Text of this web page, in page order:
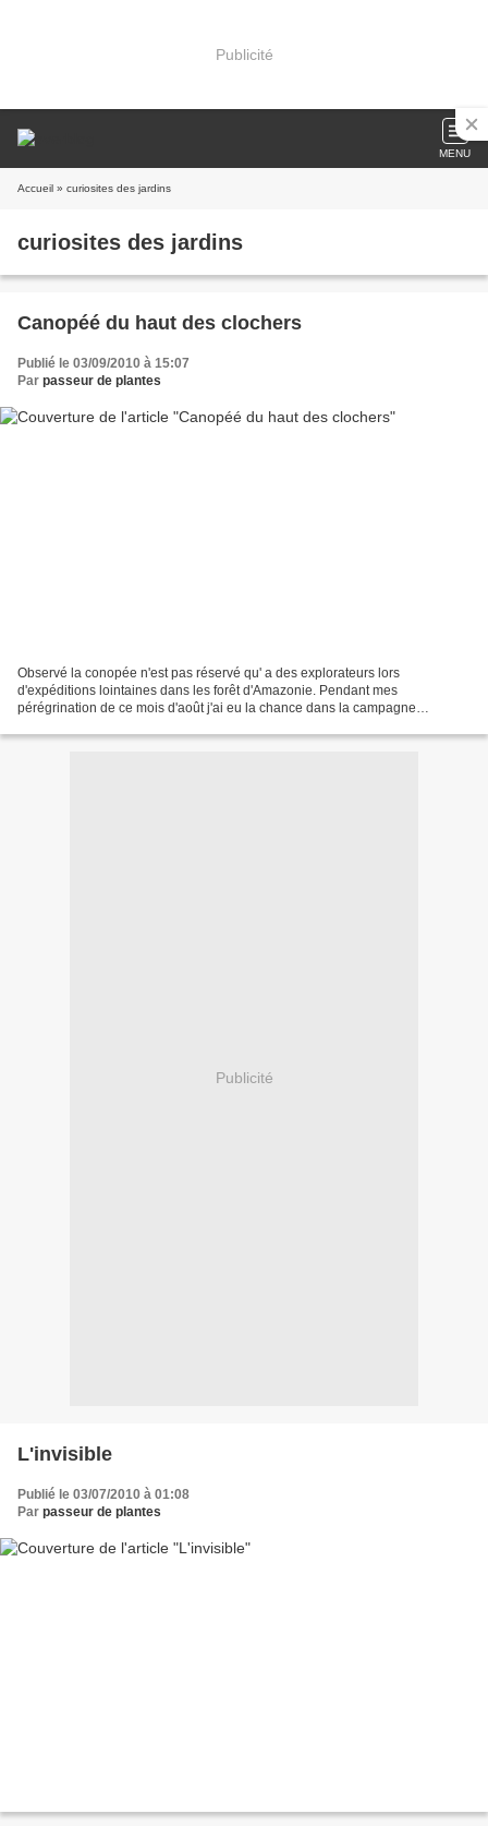
Publicité
MENU
Accueil » curiosites des jardins
curiosites des jardins
Canopéé du haut des clochers
Publié le 03/09/2010 à 15:07
Par passeur de plantes
Observé la conopée n'est pas réservé qu' a des explorateurs lors
d'expéditions lointaines dans les forêt d'Amazonie. Pendant mes
pérégrination de ce mois d'août j'ai eu la chance dans la campagne
Publicité
L'invisible
Publié le 03/07/2010 à 01:08
Par passeur de plantes